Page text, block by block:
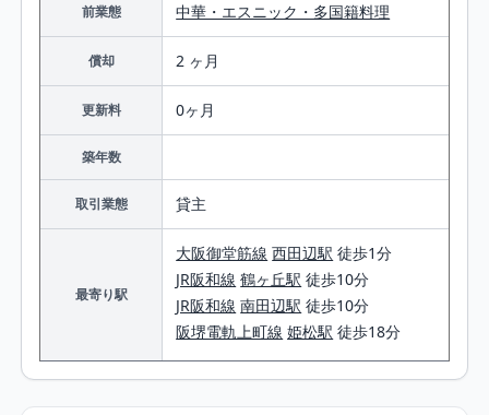
前業態 中華・エスニック・多国籍料理
償却 2 ヶ月
更新料 0ヶ月
築年数
取引業態 貸主
最寄り駅
大阪御堂筋線 西田辺駅 徒歩1分
JR阪和線 鶴ヶ丘駅 徒歩10分
JR阪和線 南田辺駅 徒歩10分
阪堺電軌上町線 姫松駅 徒歩18分